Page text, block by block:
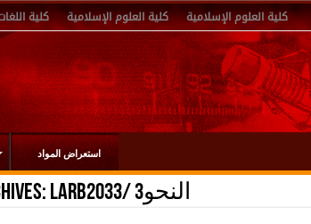
كلية كلية العلوم الإسلامية كلية العلوم الإسلامية
استعراض المواد
LARB2033/ النحو3